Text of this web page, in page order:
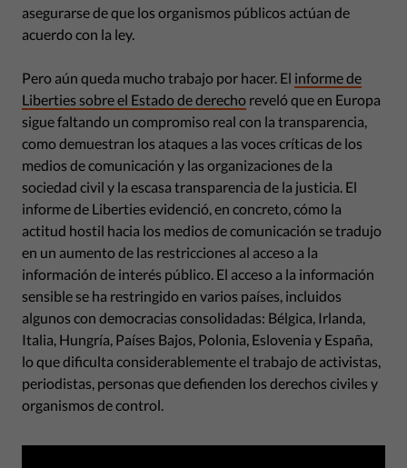
asegurarse de que los organismos públicos actúan de
acuerdo con la ley.
Pero aún queda mucho trabajo por hacer. El informe de
Liberties sobre el Estado de derecho reveló que en Europa
sigue faltando un compromiso real con la transparencia,
como demuestran los ataques a las voces críticas de los
medios de comunicación y las organizaciones de la
sociedad civil y la escasa transparencia de la justicia. El
informe de Liberties evidenció, en concreto, cómo la
actitud hostil hacia los medios de comunicación se tradujo
en un aumento de las restricciones al acceso a la
información de interés público. El acceso a la información
sensible se ha restringido en varios países, incluidos
algunos con democracias consolidadas: Bélgica, Irlanda,
Italia, Hungría, Países Bajos, Polonia, Eslovenia y España,
lo que dificulta considerablemente el trabajo de activistas,
periodistas, personas que defienden los derechos civiles y
organismos de control.